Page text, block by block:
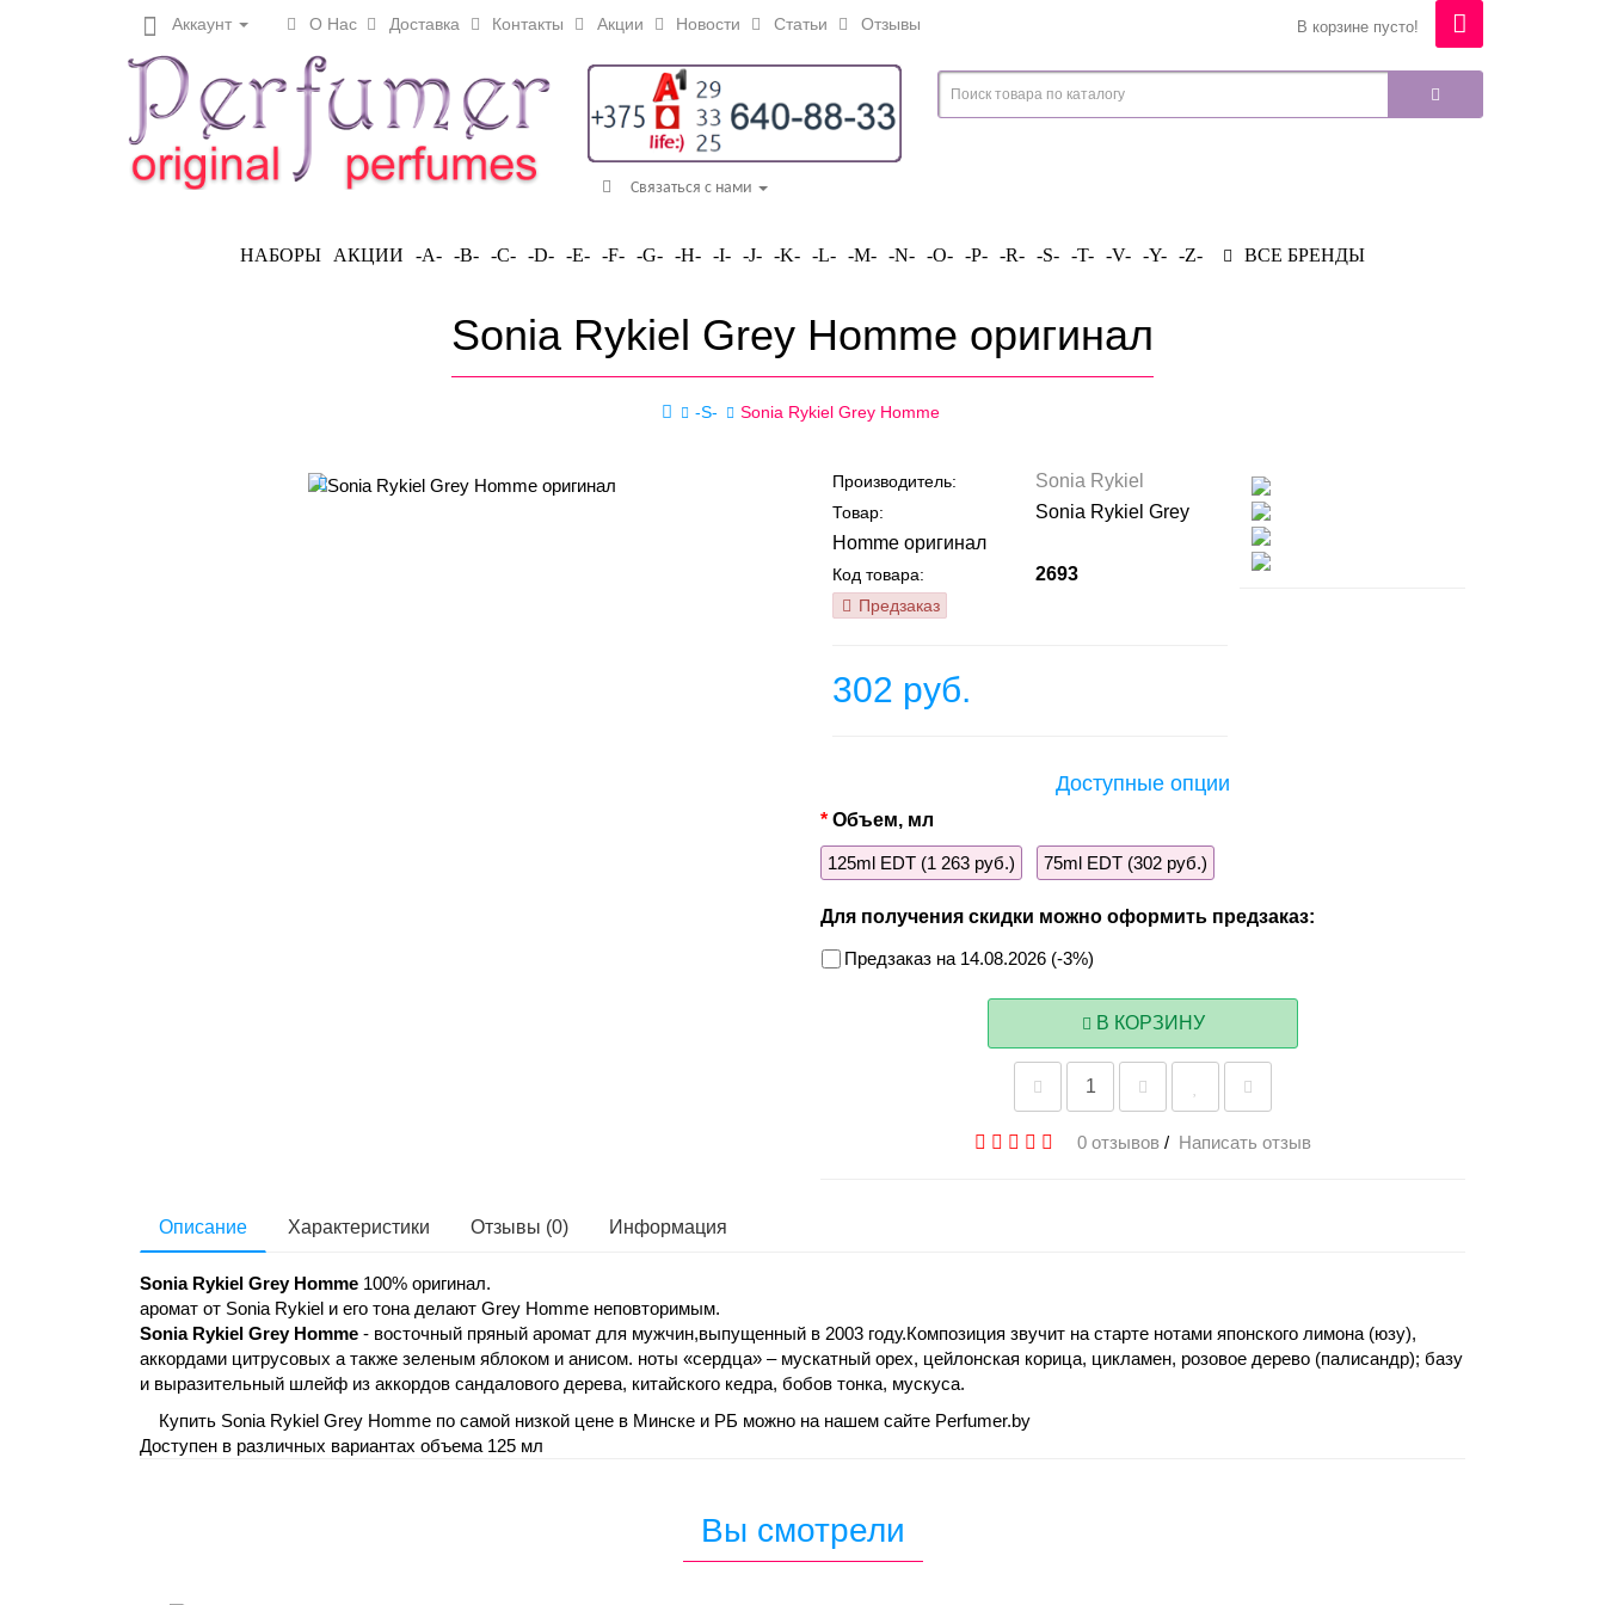
Аккаунт О Нас Доставка Контакты Акции Новости Статьи Отзывы В корзине пусто!
Связаться с нами
НАБОРЫ АКЦИИ -A- -B- -C- -D- -E- -F- -G- -H- -I- -J- -K- -L- -M- -N- -O- -P- -R- -S- -T- -V- -Y- -Z- ВСЕ БРЕНДЫ
Sonia Rykiel Grey Homme оригинал
-S- Sonia Rykiel Grey Homme
Производитель: Sonia Rykiel
Товар:
Sonia Rykiel Grey
Homme оригинал
Код товара: 2693
Предзаказ
302 руб.
Доступные опции
Объем, мл
125ml EDT (1 263 руб.) 75ml EDT (302 руб.)
Для получения скидки можно оформить предзаказ:
Предзаказ на 14.08.2026 (-3%)
В КОРЗИНУ
0 отзывов / Написать отзыв
Описание Характеристики Отзывы (0) Информация
Sonia Rykiel Grey Homme 100% оригинал.
аромат от Sonia Rykiel и его тона делают Grey Homme неповторимым.
Sonia Rykiel Grey Homme - восточный пряный аромат для мужчин,выпущенный в 2003 году.Композиция звучит на старте нотами японского лимона (юзу),
аккордами цитрусовых а также зеленым яблоком и анисом. ноты «сердца» – мускатный орех, цейлонская корица, цикламен, розовое дерево (палисандр); базу
и выразительный шлейф из аккордов сандалового дерева, китайского кедра, бобов тонка, мускуса.
Купить Sonia Rykiel Grey Homme по самой низкой цене в Минске и РБ можно на нашем сайте Perfumer.by
Доступен в различных вариантах объема 125 мл
Вы смотрели